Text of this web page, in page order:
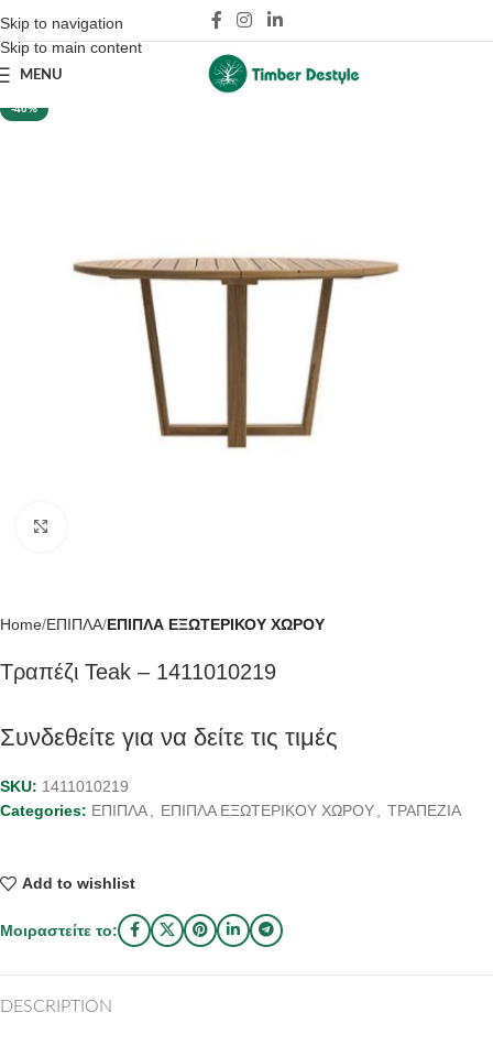
Skip to navigation
Skip to main content
MENU
-40%
Home ΕΠΙΠΛΑ ΕΠΙΠΛΑ ΕΞΩΤΕΡΙΚΟΥ ΧΩΡΟΥ
Τραπέζι Teak – 1411010219
Συνδεθείτε για να δείτε τις τιμές
SKU: 1411010219
Categories: ΕΠΙΠΛΑ ΕΠΙΠΛΑ ΕΞΩΤΕΡΙΚΟΥ ΧΩΡΟΥ ΤΡΑΠΕΖΙΑ
Add to wishlist
Μοιραστείτε το:
DESCRIPTION